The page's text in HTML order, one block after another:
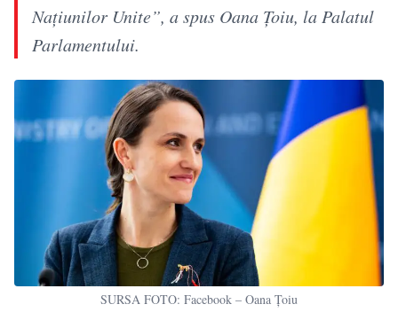
Naţiunilor Unite”, a spus Oana Ţoiu, la Palatul
Parlamentului.
SURSA FOTO: Facebook – Oana Țoiu